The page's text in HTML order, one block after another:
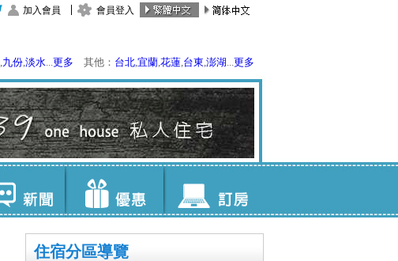
加入會員 會員登入
,九份,淡水...更多 其他： 台北,宜蘭,花蓮,台東,澎湖...更多
住宿分區導覽